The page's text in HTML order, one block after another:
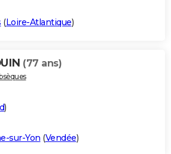
(Loire-Atlantique)
(77 ans)
)
sur-Yon (Vendée)